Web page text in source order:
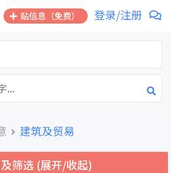
贴信息（免费） 登录/注册
建筑及贸易
筛选 (展开/收起)